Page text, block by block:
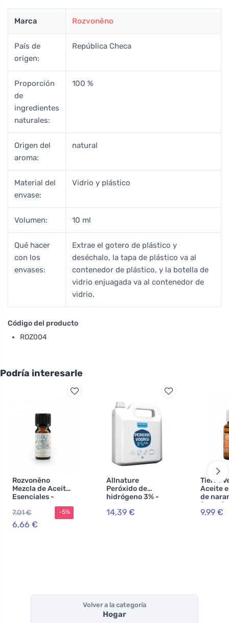
Marca Rozvoněno
País de
origen:
República Checa
Proporción
de
ingredientes
naturales:
100 %
Origen del
aroma:
natural
Material del
envase:
Vidrio y plástico
Volumen: 10 ml
Qué hacer
con los
envases:
Extrae el gotero de plástico y
deséchalo, la tapa de plástico va al
contenedor de plástico, y la botella de
vidrio enjuagada va al contenedor de
vidrio.
Código del producto
ROZ004
Podría interesarle
Rozvoněno
Mezcla de Aceites
Esenciales -
Estado de ánimo
invernal (10 ml) -
con naranja,
clavo y canela
7,01 €
6,66 €
-5%
Allnature
Peróxido de
hidrógeno 3% -
14,39 €
Tierra
Aceite
de
(30 ml)
9,99 €
Volver a la categoría
Hogar